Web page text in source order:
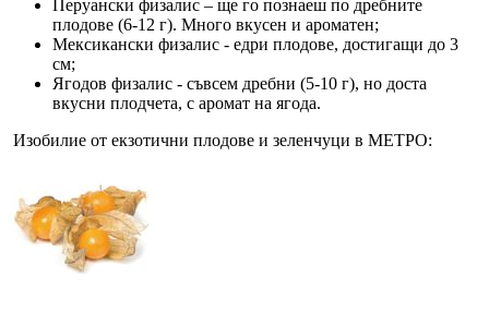
Перуански физалис – ще го познаеш по дребните
плодове (6-12 г). Много вкусен и ароматен;
Мексикански физалис - едри плодове, достигащи до 3
см;
Ягодов физалис - съвсем дребни (5-10 г), но доста
вкусни плодчета, с аромат на ягода.
Изобилие от екзотични плодове и зеленчуци в МЕТРО: